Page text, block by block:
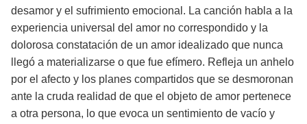
desamor y el sufrimiento emocional. La canción habla a la
experiencia universal del amor no correspondido y la
dolorosa constatación de un amor idealizado que nunca
llegó a materializarse o que fue efímero. Refleja un anhelo
por el afecto y los planes compartidos que se desmoronan
ante la cruda realidad de que el objeto de amor pertenece
a otra persona, lo que evoca un sentimiento de vacío y